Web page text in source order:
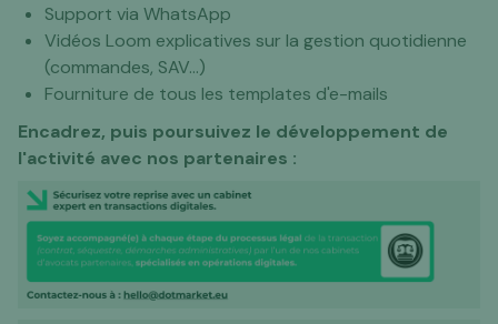
Support via WhatsApp
Vidéos Loom explicatives sur la gestion quotidienne
(commandes, SAV...)
Fourniture de tous les templates d'e-mails
Encadrez, puis poursuivez le développement de
l'activité avec nos partenaires :